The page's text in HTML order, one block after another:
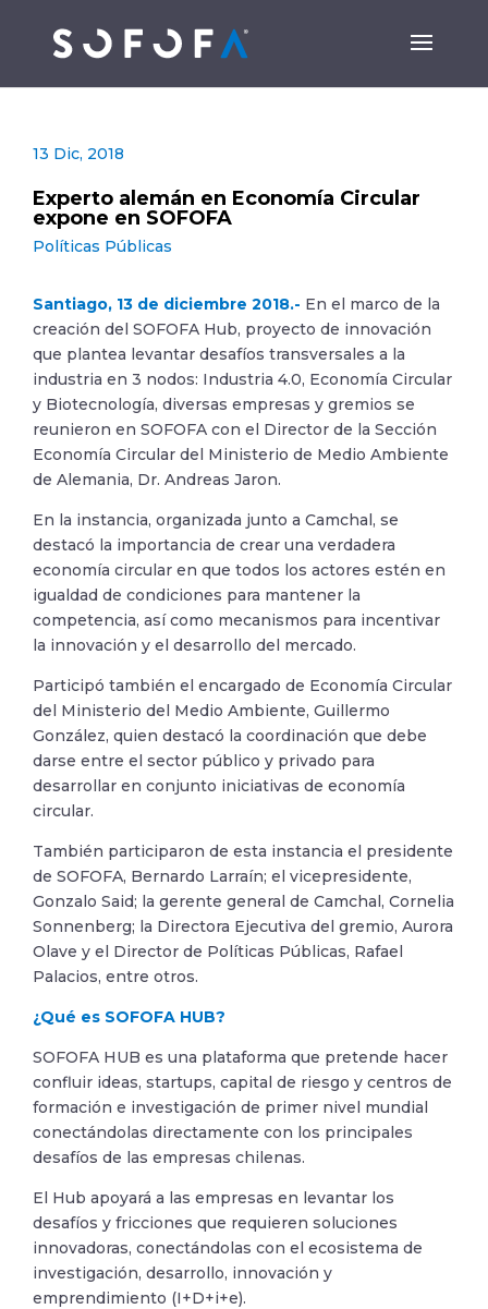
13 Dic, 2018
Experto alemán en Economía Circular
expone en SOFOFA
Políticas Públicas
Santiago, 13 de diciembre 2018.- En el marco de la
creación del SOFOFA Hub, proyecto de innovación
que plantea levantar desafíos transversales a la
industria en 3 nodos: Industria 4.0, Economía Circular
y Biotecnología, diversas empresas y gremios se
reunieron en SOFOFA con el Director de la Sección
Economía Circular del Ministerio de Medio Ambiente
de Alemania, Dr. Andreas Jaron.
En la instancia, organizada junto a Camchal, se
destacó la importancia de crear una verdadera
economía circular en que todos los actores estén en
igualdad de condiciones para mantener la
competencia, así como mecanismos para incentivar
la innovación y el desarrollo del mercado.
Participó también el encargado de Economía Circular
del Ministerio del Medio Ambiente, Guillermo
González, quien destacó la coordinación que debe
darse entre el sector público y privado para
desarrollar en conjunto iniciativas de economía
circular.
También participaron de esta instancia el presidente
de SOFOFA, Bernardo Larraín; el vicepresidente,
Gonzalo Said; la gerente general de Camchal, Cornelia
Sonnenberg; la Directora Ejecutiva del gremio, Aurora
Olave y el Director de Políticas Públicas, Rafael
Palacios, entre otros.
¿Qué es SOFOFA HUB?
SOFOFA HUB es una plataforma que pretende hacer
confluir ideas, startups, capital de riesgo y centros de
formación e investigación de primer nivel mundial
conectándolas directamente con los principales
desafíos de las empresas chilenas.
El Hub apoyará a las empresas en levantar los
desafíos y fricciones que requieren soluciones
innovadoras, conectándolas con el ecosistema de
investigación, desarrollo, innovación y
emprendimiento (I+D+i+e).